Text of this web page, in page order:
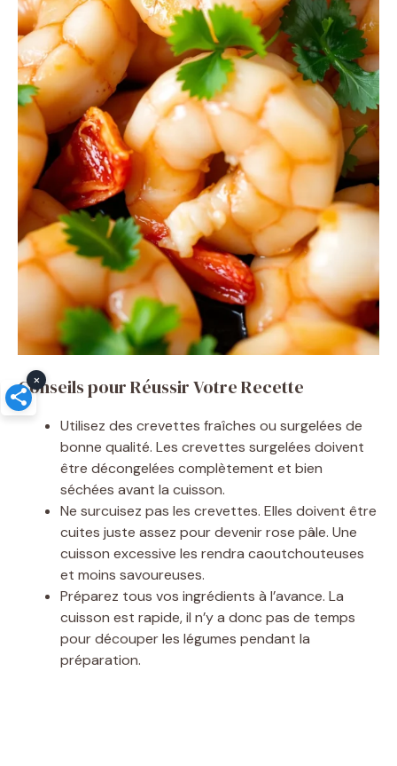
Conseils pour Réussir Votre Recette
Utilisez des crevettes fraîches ou surgelées de
bonne qualité. Les crevettes surgelées doivent
être décongelées complètement et bien
séchées avant la cuisson.
Ne surcuisez pas les crevettes. Elles doivent être
cuites juste assez pour devenir rose pâle. Une
cuisson excessive les rendra caoutchouteuses
et moins savoureuses.
Préparez tous vos ingrédients à l’avance. La
cuisson est rapide, il n’y a donc pas de temps
pour découper les légumes pendant la
préparation.
×